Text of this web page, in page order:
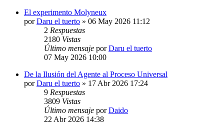
El experimento Molyneux
porDaru el tuerto » 06 May 2026 11:12
2 Respuestas
2180 Vistas
Último mensaje porDaru el tuerto
07 May 2026 10:00
De la Ilusión del Agente al Proceso Universal
porDaru el tuerto » 17 Abr 2026 17:24
9 Respuestas
3809 Vistas
Último mensaje porDaido
22 Abr 2026 14:38